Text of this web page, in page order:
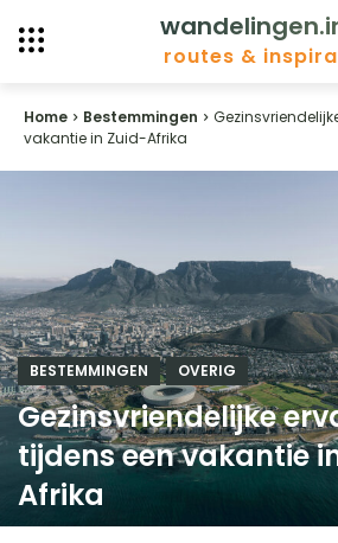
routes &
Home Bestemmingen
vakantie in Zuid-Afrika
BESTEMMINGEN OVERIG
Gezinsvriendelijke
tijdens een vakantie
Afrika